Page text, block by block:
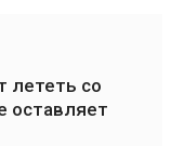
лететь со
оставляет